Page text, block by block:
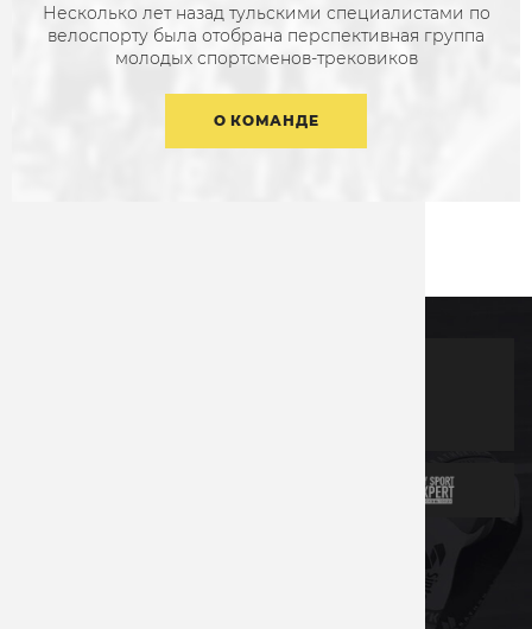
Несколько лет назад тульскими специалистами по
велоспорту была отобрана перспективная группа
молодых спортсменов-трековиков
О КОМАНДЕ